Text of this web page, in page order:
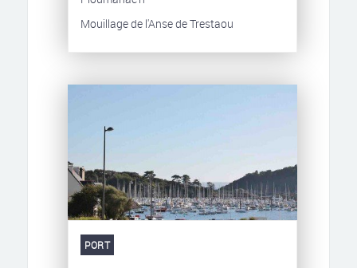
Mouillage de l'Anse de Trestaou
PORT